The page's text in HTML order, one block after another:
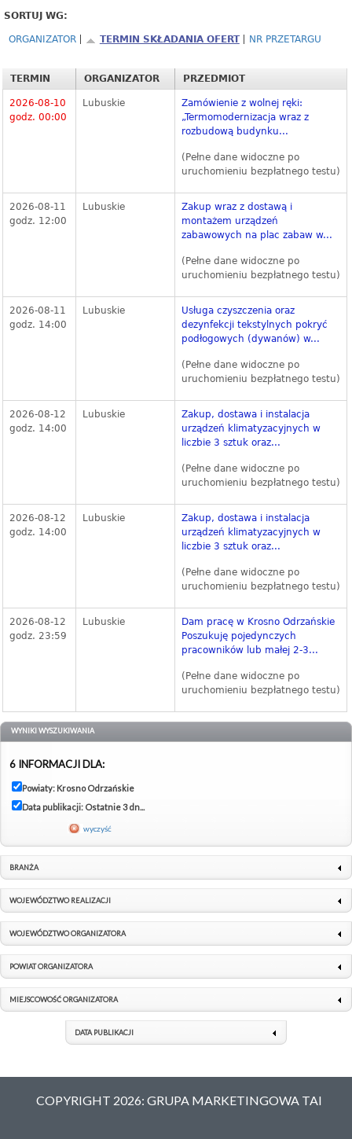
SORTUJ WG:
ORGANIZATOR TERMIN SKŁADANIA OFERT NR PRZETARGU
TERMIN ORGANIZATOR PRZEDMIOT
2026-08-10
godz. 00:00
Lubuskie
Zamówienie z wolnej ręki:
„Termomodernizacja wraz z
rozbudową budynku...
(Pełne dane widoczne po
uruchomieniu bezpłatnego testu)
2026-08-11
godz. 12:00
Lubuskie
Zakup wraz z dostawą i
montażem urządzeń
zabawowych na plac zabaw w...
(Pełne dane widoczne po
uruchomieniu bezpłatnego testu)
2026-08-11
godz. 14:00
Lubuskie
Usługa czyszczenia oraz
dezynfekcji tekstylnych pokryć
podłogowych (dywanów) w...
(Pełne dane widoczne po
uruchomieniu bezpłatnego testu)
2026-08-12
godz. 14:00
Lubuskie
Zakup, dostawa i instalacja
urządzeń klimatyzacyjnych w
liczbie 3 sztuk oraz...
(Pełne dane widoczne po
uruchomieniu bezpłatnego testu)
2026-08-12
godz. 14:00
Lubuskie
Zakup, dostawa i instalacja
urządzeń klimatyzacyjnych w
liczbie 3 sztuk oraz...
(Pełne dane widoczne po
uruchomieniu bezpłatnego testu)
2026-08-12
godz. 23:59
Lubuskie
Dam pracę w Krosno Odrzańskie
Poszukuję pojedynczych
pracowników lub małej 2-3...
(Pełne dane widoczne po
uruchomieniu bezpłatnego testu)
WYNIKI WYSZUKIWANIA
6 INFORMACJI DLA:
Powiaty: Krosno Odrzańskie
Data publikacji: Ostatnie 3 dn...
wyczyść
BRANŻA
WOJEWÓDZTWO REALIZACJI
WOJEWÓDZTWO ORGANIZATORA
POWIAT ORGANIZATORA
MIEJSCOWOŚĆ ORGANIZATORA
DATA PUBLIKACJI
COPYRIGHT 2026: GRUPA MARKETINGOWA TAI